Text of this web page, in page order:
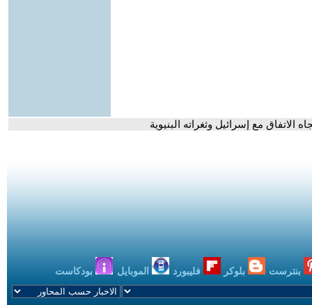
مع إسرائيل وثغراته البنيوية
بنترست بلوكر فليبورد الموبايل بودكاست